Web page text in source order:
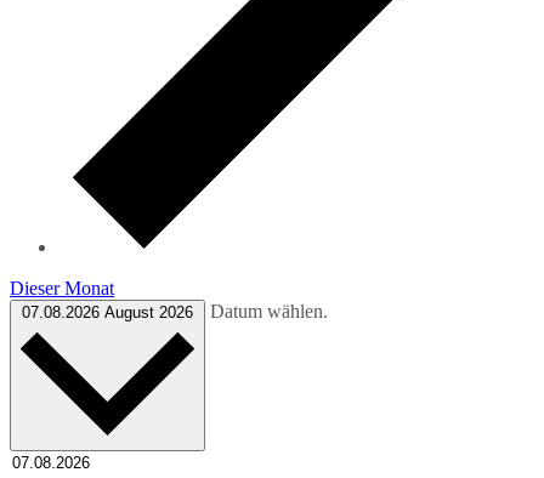
Dieser Monat
07.08.2026 August 2026 Datum wählen.